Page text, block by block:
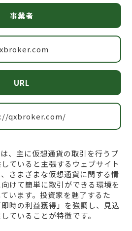
事業者
URL
qxbroker.com/
、主に仮想通貨の取引を行うプ
ていると主張するウェブサイト
さまざまな仮想通貨に関する情
けて簡単に取引ができる環境を
います。投資家を魅了するた
時の利益獲得」を強調し、見込
ていることが特徴です。